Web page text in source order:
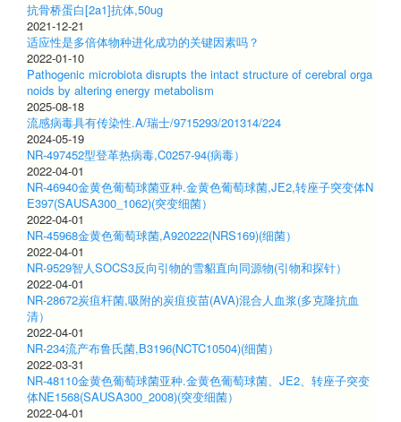
抗骨桥蛋白[2a1]抗体,50ug
2021-12-21
适应性是多倍体物种进化成功的关键因素吗？
2022-01-10
Pathogenic microbiota disrupts the intact structure of cerebral orga
noids by altering energy metabolism
2025-08-18
流感病毒具有传染性.A/瑞士/9715293/201314/224
2024-05-19
NR-497452型登革热病毒,C0257-94(病毒）
2022-04-01
NR-46940金黄色葡萄球菌亚种.金黄色葡萄球菌,JE2,转座子突变体N
E397(SAUSA300_1062)(突变细菌）
2022-04-01
NR-45968金黄色葡萄球菌,A920222(NRS169)(细菌）
2022-04-01
NR-9529智人SOCS3反向引物的雪貂直向同源物(引物和探针）
2022-04-01
NR-28672炭疽杆菌,吸附的炭疽疫苗(AVA)混合人血浆(多克隆抗血
清）
2022-04-01
NR-234流产布鲁氏菌,B3196(NCTC10504)(细菌）
2022-03-31
NR-48110金黄色葡萄球菌亚种.金黄色葡萄球菌、JE2、转座子突变
体NE1568(SAUSA300_2008)(突变细菌）
2022-04-01